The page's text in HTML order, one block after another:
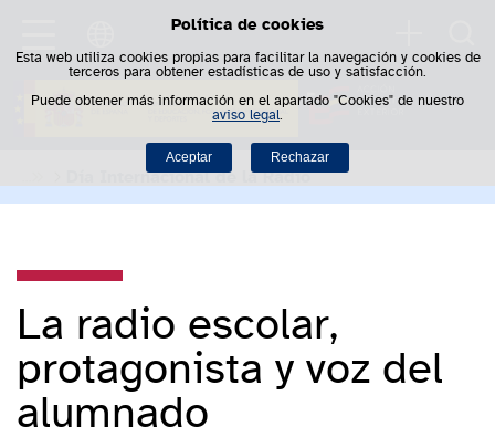
Política de cookies
Esta web utiliza cookies propias para facilitar la navegación y cookies de
terceros para obtener estadísticas de uso y satisfacción.
Puede obtener más información en el apartado "Cookies" de nuestro
aviso legal
Aceptar Rechazar
Saltar al contenido
Día Internacional de la Radio
La radio escolar,
protagonista y voz del
alumnado